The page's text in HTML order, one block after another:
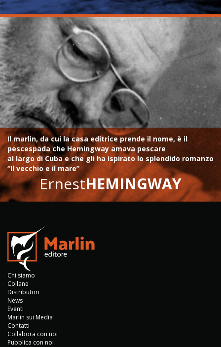
Il marlin, da cui la casa editrice prende il nome, è il
pescespada che Hemingway amava pescare
al largo di Cuba e che gli ha ispirato lo splendido romanzo
“Il vecchio e il mare”
ErnestHEMINGWAY
Chi siamo
Collane
Distributori
News
Eventi
Marlin sui Media
Contatti
Collabora con noi
Pubblica con noi